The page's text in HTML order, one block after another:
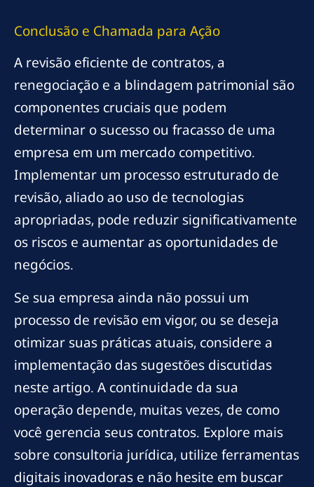
Conclusão e Chamada para Ação
A revisão eficiente de contratos, a
renegociação e a blindagem patrimonial são
componentes cruciais que podem
determinar o sucesso ou fracasso de uma
empresa em um mercado competitivo.
Implementar um processo estruturado de
revisão, aliado ao uso de tecnologias
apropriadas, pode reduzir significativamente
os riscos e aumentar as oportunidades de
negócios.
Se sua empresa ainda não possui um
processo de revisão em vigor, ou se deseja
otimizar suas práticas atuais, considere a
implementação das sugestões discutidas
neste artigo. A continuidade da sua
operação depende, muitas vezes, de como
você gerencia seus contratos. Explore mais
sobre consultoria jurídica, utilize ferramentas
digitais inovadoras e não hesite em buscar